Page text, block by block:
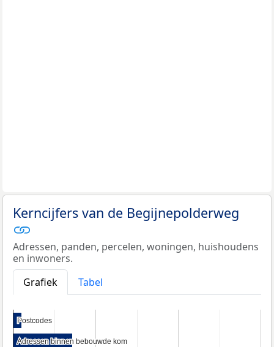
Kerncijfers van de Begijnepolderweg
Adressen, panden, percelen, woningen, huishoudens
en inwoners.
Grafiek
Tabel
Postcodes
Postcodes
Adressen binnen bebouwde kom
Adressen binnen bebouwde kom